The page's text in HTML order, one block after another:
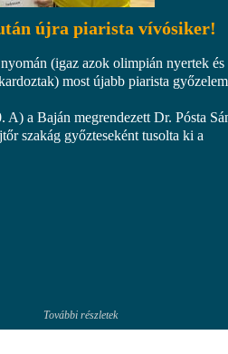
újra piarista vívósiker!
(igaz azok olimpián nyertek és
most újabb piarista győzelem
a Baján megrendezett Dr. Pósta
szakág győzteseként tusolta ki a
További részletek